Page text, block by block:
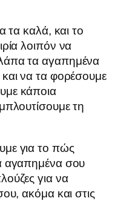
τα καλά, και το
λοιπόν να
τα αγαπημένα
να τα φορέσουμε
κάποια
τη
για το πώς
αγαπημένα σου
για να
ακόμα και στις